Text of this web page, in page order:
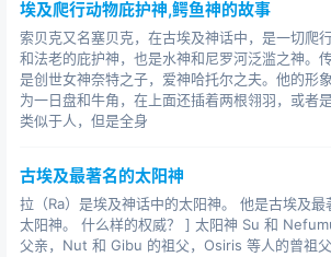
埃及爬行动物庇护神,鳄鱼神的故事
索贝克又名塞贝克，在古埃及神话中，是一切爬
和法老的庇护神，也是水神和尼罗河泛滥之神。
是创世女神奈特之子，爱神哈托尔之夫。他的形
为一日盘和牛角，在上面还插着两根翎羽，或者
类似于人，但是全身
古埃及最著名的太阳神
拉（Ra）是埃及神话中的太阳神。 他是古埃及最
太阳神。 什么样的权威？ ] 太阳神 Su 和
父亲，Nut 和 Gibu 的祖父，Osiris 等人的曾祖